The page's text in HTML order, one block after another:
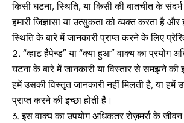
किसी घटना, स्थिति, या किसी की बातचीत के
हमारी जिज्ञासा या उत्सुकता को व्यक्त करता है
स्थिति के बारे में जानकारी प्राप्त करने के लिए
“व्हाट हैपेन्ड” या “क्या हुआ” वाक्य का प्रयोग
घटना के बारे में जानकारी या विस्तार से समझने की
हमें उसकी विस्तृत जानकारी नहीं मिलती है, या हमें
प्राप्त करने की इच्छा होती है।
इस वाक्य का उपयोग अधिकतर रोज़मर्रा के